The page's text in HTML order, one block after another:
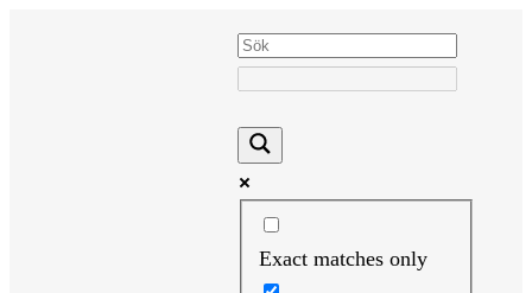
Exact matches only